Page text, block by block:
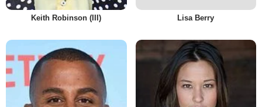
Keith Robinson (III) Lisa Berry